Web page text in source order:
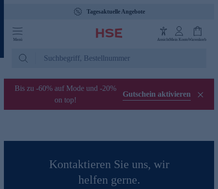
Tagesaktuelle Angebote
Menü AnsichtMein KontoWarenkorb
Bis zu -60% auf Mode und -20%
on top!
Gutschein aktivieren
Kontaktieren Sie uns, wir
helfen gerne.